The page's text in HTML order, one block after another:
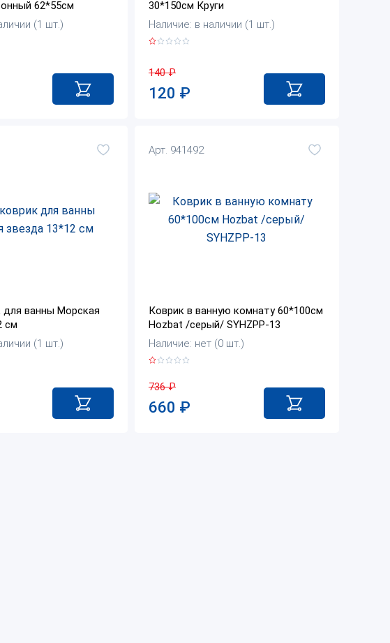
62*55см
(1 шт.)
30*150см Круги
Наличие: в наличии (1 шт.)
140₽
120 ₽
для ванны Морская
см
(1 шт.)
Арт. 941492
Коврик в ванную комнату 60*100см
Hozbat /серый/ SYHZPP-13
Наличие: нет (0 шт.)
736₽
660 ₽